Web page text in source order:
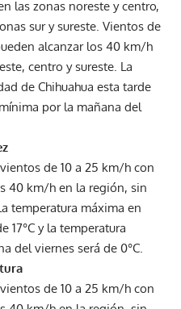
las zonas noreste y centro,
sur y sureste. Vientos de
alcanzar los 40 km/h
centro y sureste. La
de Chihuahua esta tarde
por la mañana del
de 10 a 25 km/h con
40 km/h en la región, sin
temperatura máxima en
17°C y la temperatura
del viernes será de 0°C.
de 10 a 25 km/h con